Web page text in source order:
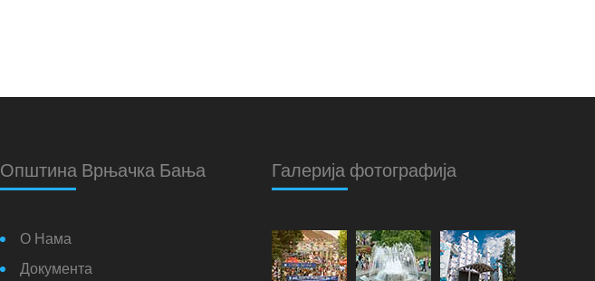
Општина Врњачка Бања
О Нама
Документа
Галерија фотографија